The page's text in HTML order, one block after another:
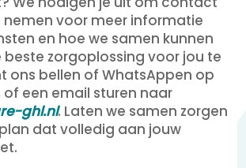
voor meer informatie
en hoe we samen kunnen
beste zorgoplossing voor jou te
ons bellen of WhatsAppen op
of een email sturen naar
ghl.nl. Laten we samen zorgen
dat volledig aan jouw